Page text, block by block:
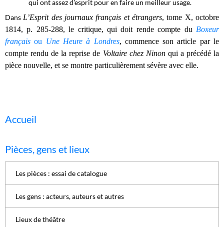
qui ont assez d'esprit pour en faire un meilleur usage.
Dans L’Esprit des journaux français et étrangers, tome X, octobre
1814, p. 285-288, le critique, qui doit rende compte du Boxeur
français ou Une Heure à Londres, commence son article par le
compte rendu de la reprise de Voltaire chez Ninonqui a précédé la
pièce nouvelle, et se montre particulièrement sévère avec elle.
Accueil
Pièces, gens et lieux
Les pièces : essai de catalogue
Les gens : acteurs, auteurs et autres
Lieux de théâtre